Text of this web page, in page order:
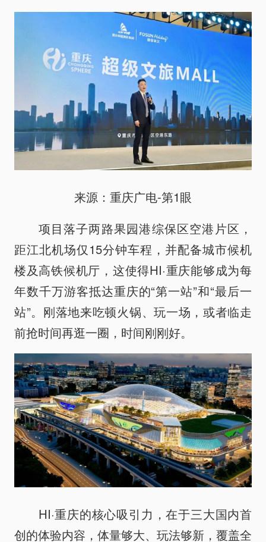
来源：重庆广电-第1眼
项目落子两路果园港综保区空港片区，
距江北机场仅15分钟车程，并配备城市候机
楼及高铁候机厅，这使得HI·重庆能够成为每
年数千万游客抵达重庆的“第一站”和“最后一
站”。刚落地来吃顿火锅、玩一场，或者临走
前抢时间再逛一圈，时间刚刚好。
HI·重庆的核心吸引力，在于三大国内首
创的体验内容，体量够大、玩法够新，覆盖全